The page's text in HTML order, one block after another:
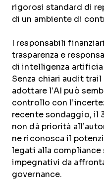
rigorosi standard di
di un ambiente di
I responsabili
trasparenza e
di intelligenza
Senza chiari audit
adottare l’AI può
controllo con
recente sondaggio, il
non dà priorità
ne riconosca il
legati alla compliance
impegnativi da
governance.​